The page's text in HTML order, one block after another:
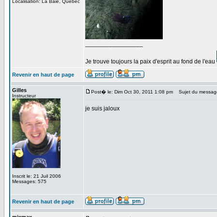
Localisation: La Baie, Québec
Je trouve toujours la paix d'esprit au fond de l'eau
Revenir en haut de page
Gilles
Instructeur
Inscrit le: 21 Juil 2006
Messages: 575
Post� le: Dim Oct 30, 2011 1:08 pm Sujet du
je suis jaloux
Revenir en haut de page